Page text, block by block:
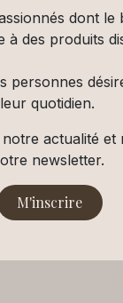
dont
à des produits
leur quotidien.
actualité
newsletter.
M'inscrire​​​​